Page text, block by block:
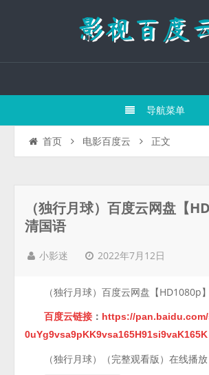
导航菜单
首页 电影百度云 正文
（独行月球）百度云网盘【
清国语
小影迷 2022年7月12日
（独行月球）百度云网盘【HD1080p
百度云链接 ： https://
0uYg9vsa9pKK9vsa165H91si9vaK165K
（独行月球）（完整观看版）在线播放